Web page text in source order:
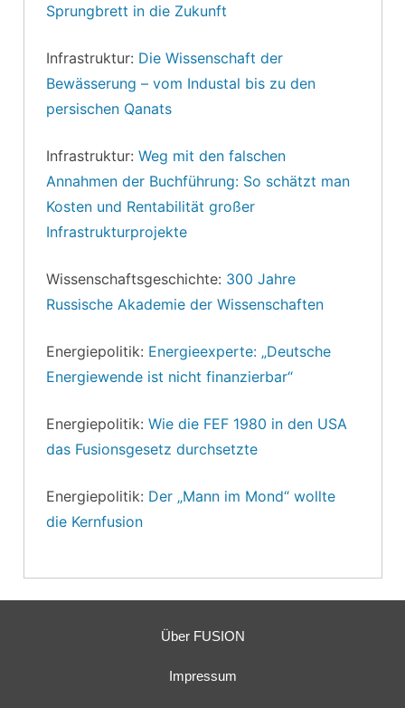
Sprungbrett in die Zukunft
Infrastruktur: Die Wissenschaft der
Bewässerung – vom Industal bis zu den
persischen Qanats
Infrastruktur: Weg mit den falschen
Annahmen der Buchführung: So schätzt man
Kosten und Rentabilität großer
Infrastrukturprojekte
Wissenschaftsgeschichte: 300 Jahre
Russische Akademie der Wissenschaften
Energiepolitik: Energieexperte: „Deutsche
Energiewende ist nicht finanzierbar“
Energiepolitik: Wie die FEF 1980 in den USA
das Fusionsgesetz durchsetzte
Energiepolitik: Der „Mann im Mond“ wollte
die Kernfusion
Über FUSION
Impressum